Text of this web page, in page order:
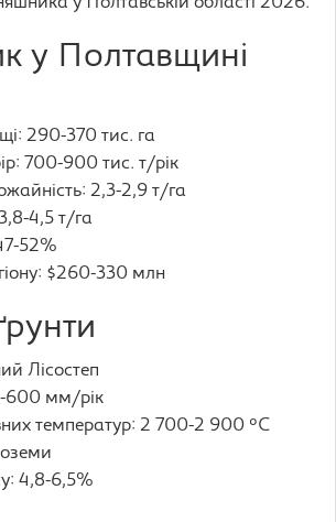
у Полтавщині
290-370 тис. га
700-900 тис. т/рік
2,3-2,9 т/га
4,5 т/га
52%
$260-330 млн
Лісостеп
600 мм/рік
температур: 2 700-2 900 °C
4,8-6,5%